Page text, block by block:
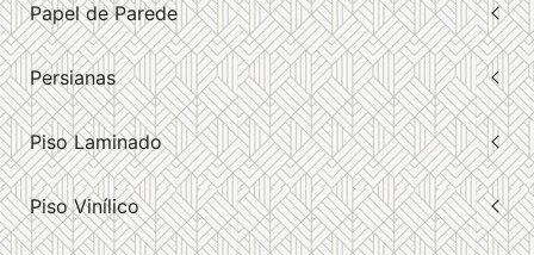
Papel de Parede
Persianas
Piso Laminado
Piso Vinílico